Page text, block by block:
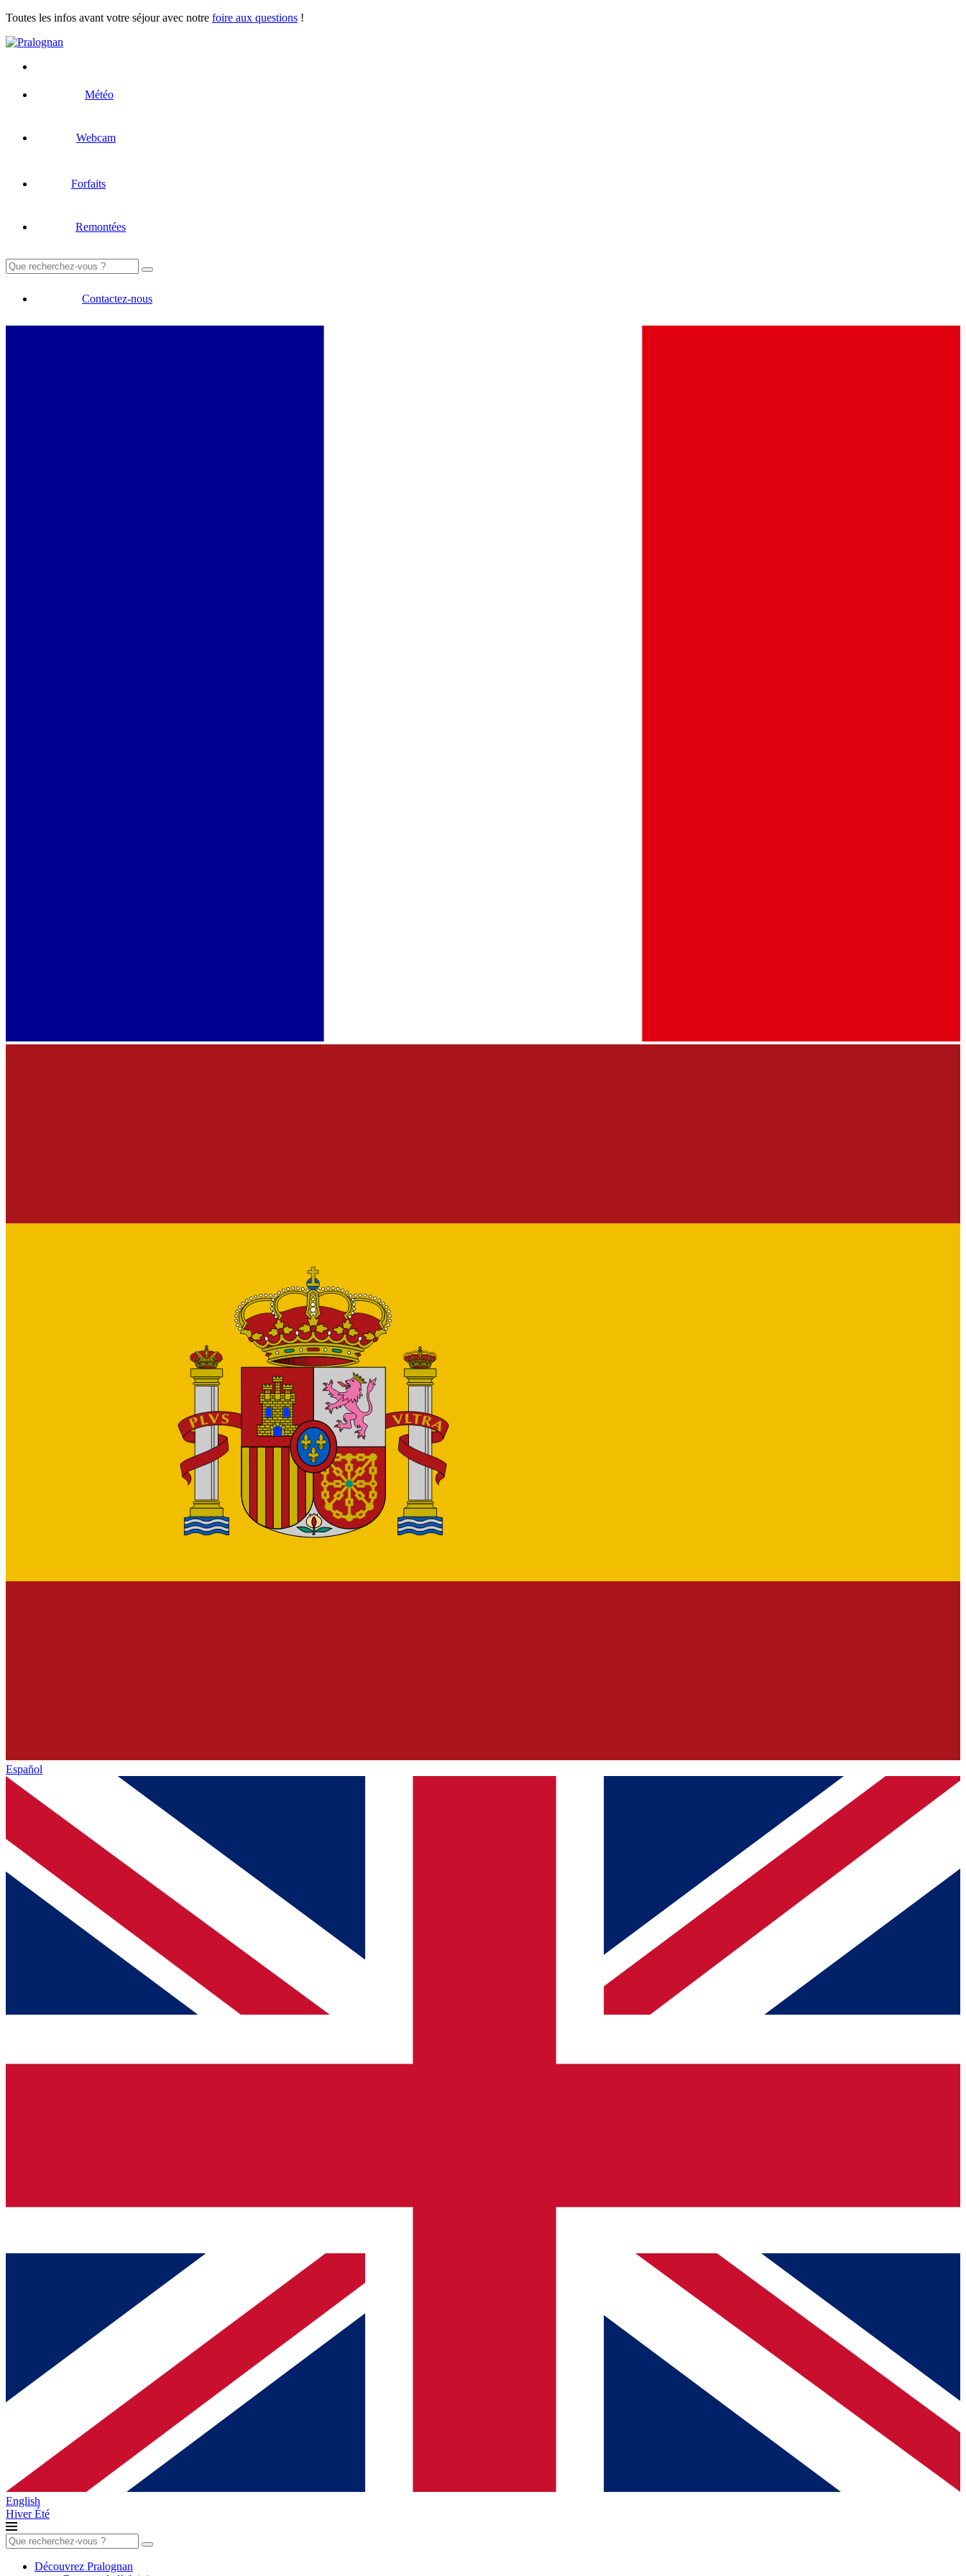
Toutes les infos avant votre séjour avec notre foire aux questions !
Météo
Webcam
Forfaits
Remontées
Rechercher :
Contactez-nous
Español
English
HiverÉté
Rechercher :
Découvrez Pralognan